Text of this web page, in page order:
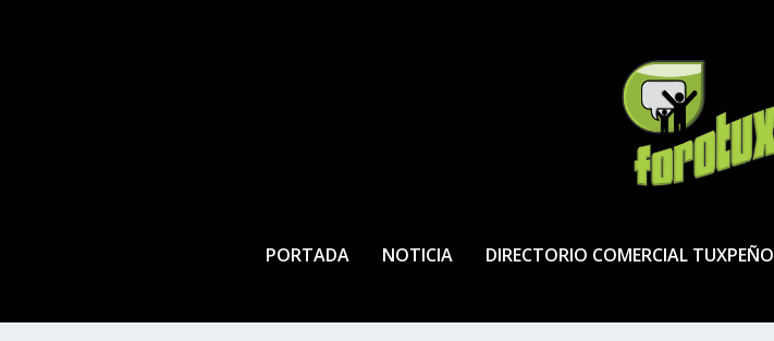
PORTADA NOTICIA DIRECTORIO COMERCIAL TUXPEÑO